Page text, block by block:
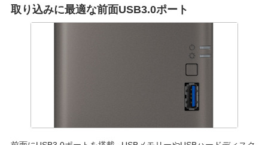
取り込みに最適な前面USB3.0ポート